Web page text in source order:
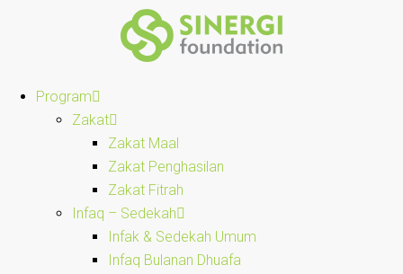
Program
Zakat
Zakat Maal
Zakat Penghasilan
Zakat Fitrah
Infaq – Sedekah
Infak & Sedekah Umum
Infaq Bulanan Dhuafa